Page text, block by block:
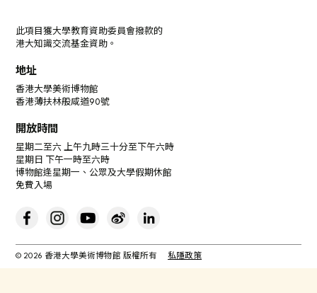
此項目獲大學教育資助委員會撥款的
港大知識交流基金資助。
地址
香港大學美術博物館
香港薄扶林般咸道90號
開放時間
星期二至六 上午九時三十分至下午六時
星期日 下午一時至六時
博物館逢星期一、公眾及大學假期休館
免費入場
© 2026 香港大學美術博物館 版權所有 私隱政策